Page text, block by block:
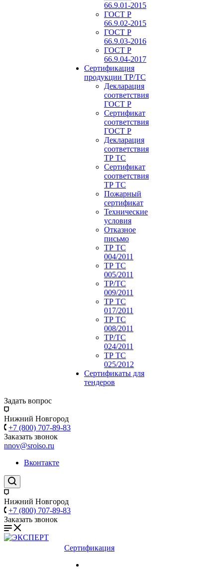
66.9.01-2015
ГОСТ Р
66.9.02-2015
ГОСТ Р
66.9.03-2016
ГОСТ Р
66.9.04-2017
Сертификация
продукции ТР/ТС
Декларация
соответствия
ГОСТ Р
Сертификат
соответствия
ГОСТ Р
Декларация
соответствия
ТР ТС
Сертификат
соответствия
ТР ТС
Пожарный
сертификат
Технические
условия
Отказное
письмо
ТР ТС
004/2011
ТР ТС
005/2011
ТР/ТС
009/2011
ТР ТС
017/2011
ТР ТС
008/2011
ТР/ТС
024/2011
ТР ТС
025/2012
Сертификаты для
тендеров
Задать вопрос
Нижний Новгород
+7 (800) 707-89-83
Заказать звонок
nnov@sroiso.ru
Вконтакте
Нижний Новгород
+7 (800) 707-89-83
Заказать звонок
Сертификация